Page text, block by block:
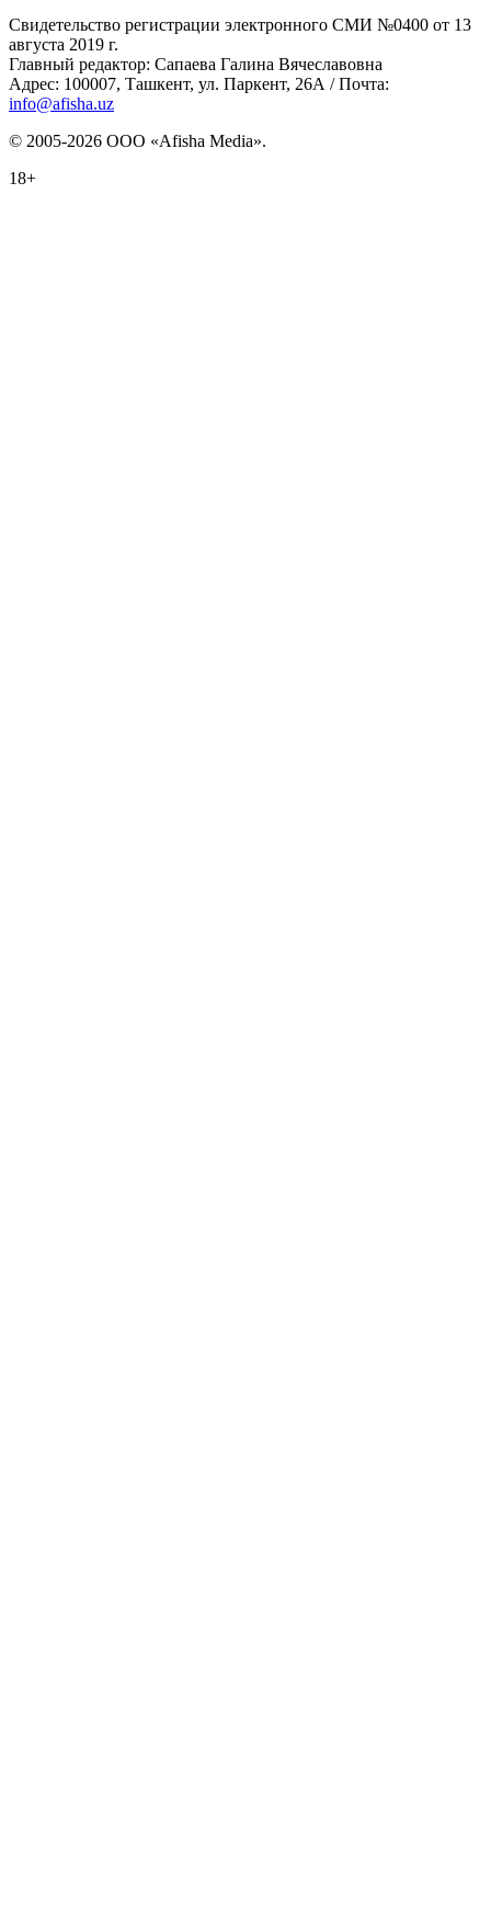
Свидетельство регистрации электронного СМИ №0400 от 13
августа 2019 г.
Главный редактор: Сапаева Галина Вячеславовна
Адрес: 100007, Ташкент, ул. Паркент, 26А / Почта:
info@afisha.uz
© 2005-2026 ООО «Afisha Media».
18+